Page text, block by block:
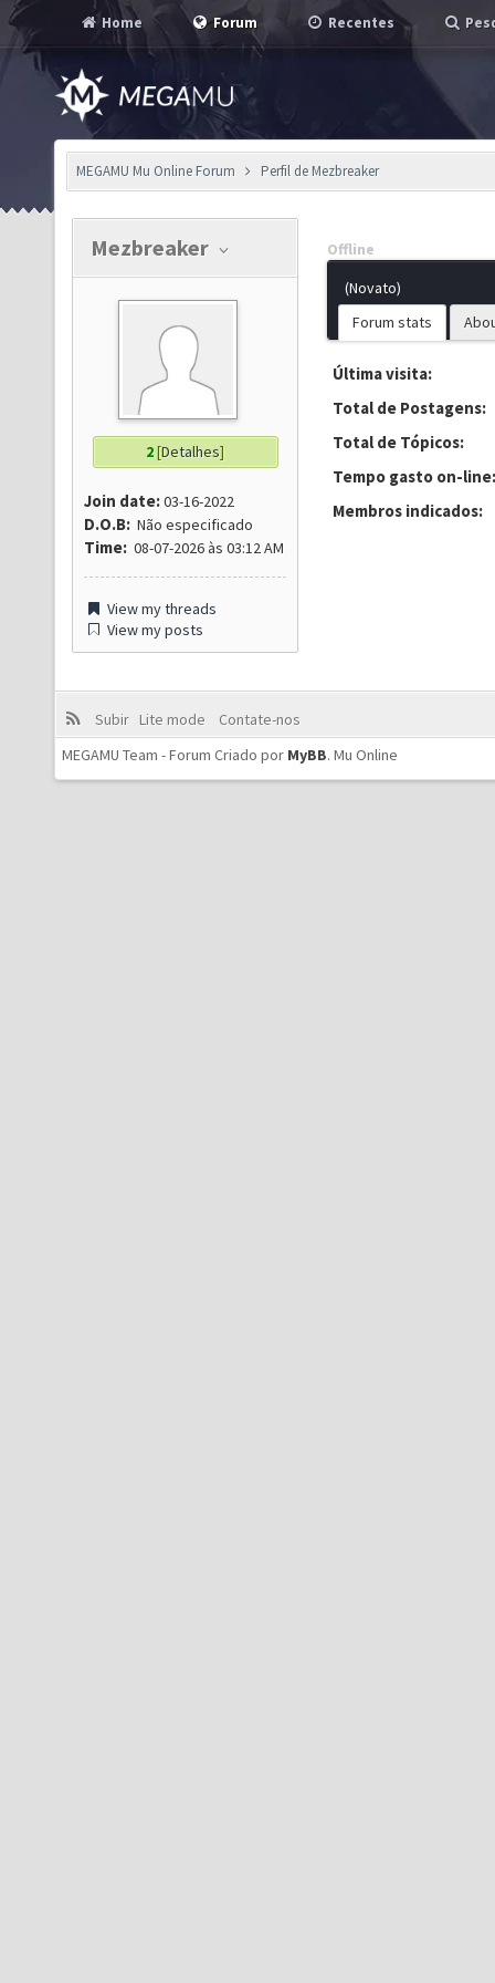
Home Forum Recentes
MEGAMU Mu Online Forum Perfil de Mezbreaker
Mezbreaker
2[Detalhes]
Join date:03-16-2022
D.O.B: Não especificado
Time: 08-07-2026 às 03:12 AM
View my threads
View my posts
Offline
(Novato)
Forum stats
Última visita:
Total de Postagens:
Total de Tópicos:
Tempo gasto on-line:
Membros indicados:
Subir Lite mode
Contate-nos
MEGAMU Team - Forum Criado por MyBB. Mu Online